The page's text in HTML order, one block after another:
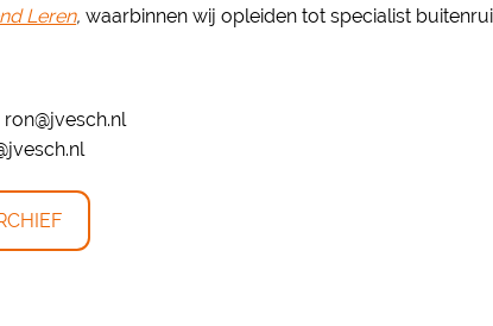
Leren,waarbinnen wij opleiden tot specialist